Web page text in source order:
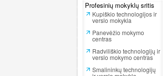
Profesinių mokyklų sritis
Kupiškio technologijos ir
verslo mokykla
Panevėžio mokymo
centras
Radviliškio technologijų ir
verslo mokymo centras
Smalininkų technologijų